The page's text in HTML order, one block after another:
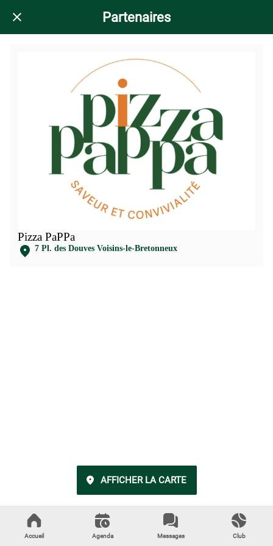
Partenaires
Pizza PaPPa
7 Pl. des Douves Voisins-le-Bretonneux
AFFICHER LA CARTE
Accueil Agenda Messages Club